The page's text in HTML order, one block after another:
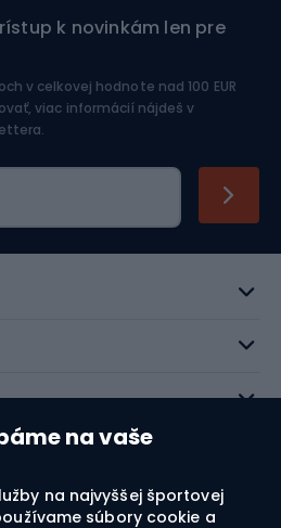
na vaše
na najvyššej športovej
súbory cookie a
k novinkám len pre
v celkovej hodnote nad 100 EUR
viac informácií nájdeš v
.
naše recenzie